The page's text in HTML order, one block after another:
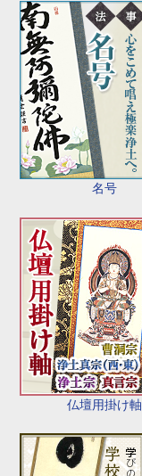
名号
仏壇用掛け軸